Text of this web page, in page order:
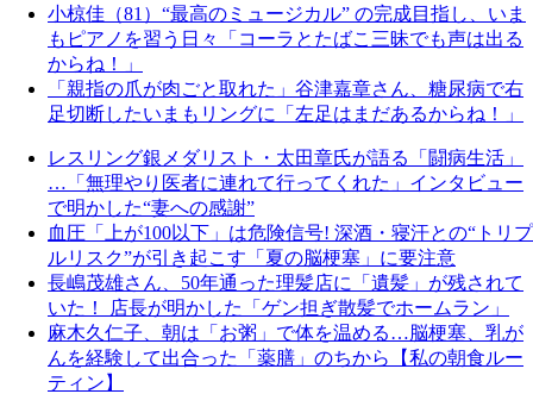
小椋佳（81）“最高のミュージカル” の完成目指し、いま
もピアノを習う日々「コーラとたばこ三昧でも声は出る
からね！」
「親指の爪が肉ごと取れた」谷津嘉章さん、糖尿病で右
足切断したいまもリングに「左足はまだあるからね！」
レスリング銀メダリスト・太田章氏が語る「闘病生活」
…「無理やり医者に連れて行ってくれた」インタビュー
で明かした“妻への感謝”
血圧「上が100以下」は危険信号! 深酒・寝汗との“トリプ
ルリスク”が引き起こす「夏の脳梗塞」に要注意
長嶋茂雄さん、50年通った理髪店に「遺髪」が残されて
いた！ 店長が明かした「ゲン担ぎ散髪でホームラン」
麻木久仁子、朝は「お粥」で体を温める…脳梗塞、乳が
んを経験して出合った「薬膳」のちから【私の朝食ルー
ティン】